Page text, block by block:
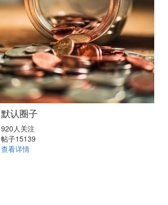
默认圈子
920人关注
帖子15139
查看详情